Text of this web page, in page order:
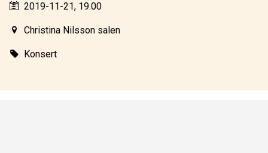
2019-11-21, 19.00
Christina Nilsson salen
Konsert